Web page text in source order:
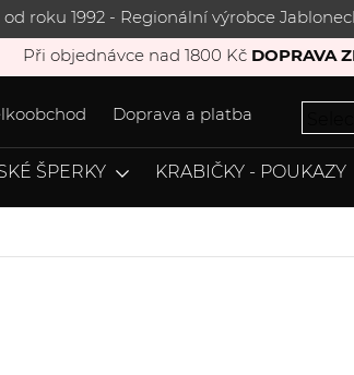
roku 1992 - Regionální výrobce
Při objednávce nad 1800 Kč DOPRAVA
Doprava a platba
ŠPERKY KRABIČKY - POUKAZY